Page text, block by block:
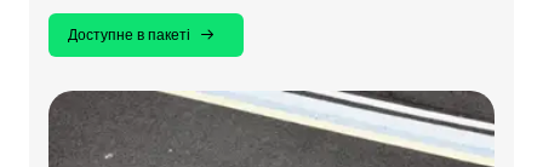
Доступне в пакеті